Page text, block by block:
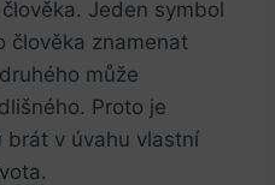
Jeden symbol
člověka znamenat
může
Proto je
brát v úvahu vlastní